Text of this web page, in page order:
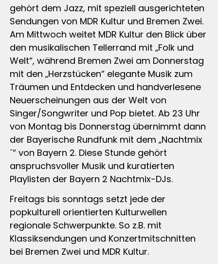
gehört dem Jazz, mit speziell ausgerichteten
Sendungen von MDR Kultur und Bremen Zwei.
Am Mittwoch weitet MDR Kultur den Blick über
den musikalischen Tellerrand mit „Folk und
Welt“, während Bremen Zwei am Donnerstag
mit den „Herzstücken“ elegante Musik zum
Träumen und Entdecken und handverlesene
Neuerscheinungen aus der Welt von
Singer/Songwriter und Pop bietet. Ab 23 Uhr
von Montag bis Donnerstag übernimmt dann
der Bayerische Rundfunk mit dem „Nachtmix
´“ von Bayern 2. Diese Stunde gehört
anspruchsvoller Musik und kuratierten
Playlisten der Bayern 2 Nachtmix-DJs.
Freitags bis sonntags setzt jede der
popkulturell orientierten Kulturwellen
regionale Schwerpunkte. So z.B. mit
Klassiksendungen und Konzertmitschnitten
bei Bremen Zwei und MDR Kultur.